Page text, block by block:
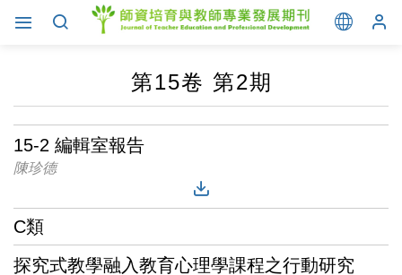
第15卷 第2期
15-2 編輯室報告
陳珍德
C類
探究式教學融入教育心理學課程之行動研究